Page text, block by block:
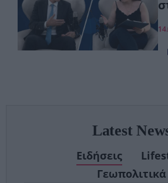
Latest
Ειδήσεις
Γεωπολιτικά